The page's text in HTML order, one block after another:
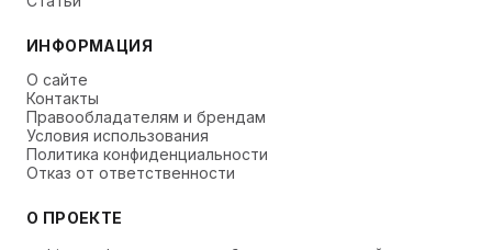
ИНФОРМАЦИЯ
О сайте
Контакты
Правообладателям и брендам
Условия использования
Политика конфиденциальности
Отказ от ответственности
О ПРОЕКТЕ